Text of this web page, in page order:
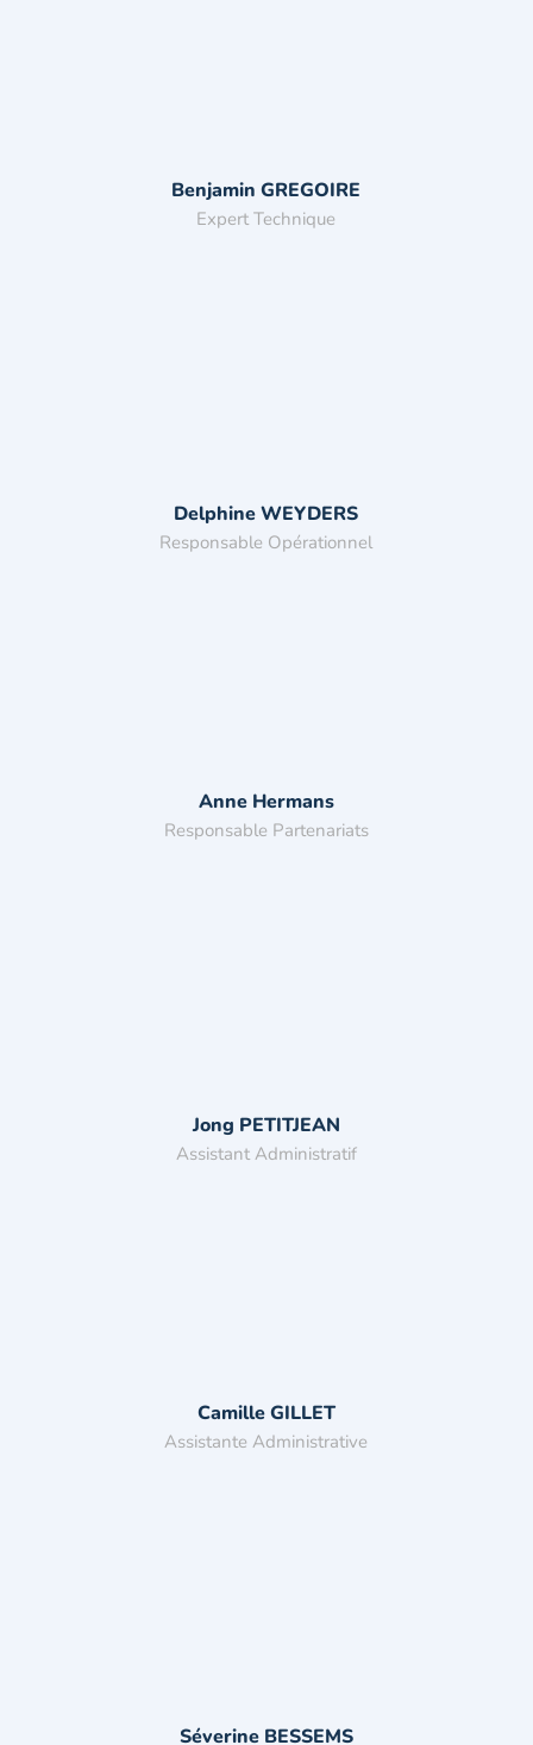
Benjamin GREGOIRE
Expert Technique
Delphine WEYDERS
Responsable Opérationnel
Anne Hermans
Responsable Partenariats
Jong PETITJEAN
Assistant Administratif
Camille GILLET
Assistante Administrative
Séverine BESSEMS